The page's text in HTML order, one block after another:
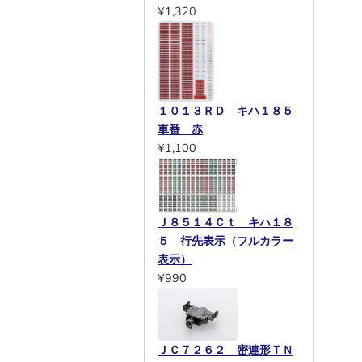
¥1,320
１０１３ＲＤ キハ１８５
車番 赤
¥1,100
Ｊ８５１４Ｃｔ キハ１８
５ 行先表示（フルカラー
表示）
¥990
ＪＣ７２６２ 密連形ＴＮ